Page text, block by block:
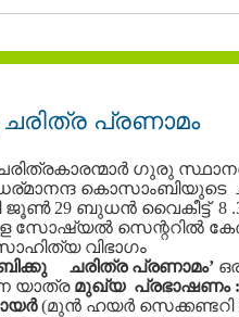
പ്രണാമം
ഗുരു
കൊസാംബിയുടെ
ജൂണ്‍ 29 ബുധന്‍ വൈകീട്ട് 8
സോഷ്യല്‍ സെന്ററില്‍
വിഭാഗം
ചരിത്ര പ്രണാമം’
യാത്ര മുഖ്യ പ്രഭാഷണം
(മുന്‍ ഹയര്‍ സെക്കണ്ടറി